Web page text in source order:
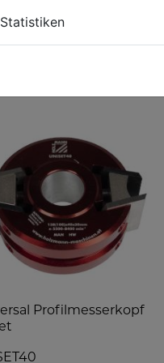
Profilmesserkopf
Statistiken